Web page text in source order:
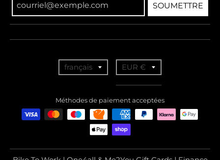
SOUMETTRE
a
n
a
français
n
s
l
a
EUR €
Méthodes de paiement acceptées